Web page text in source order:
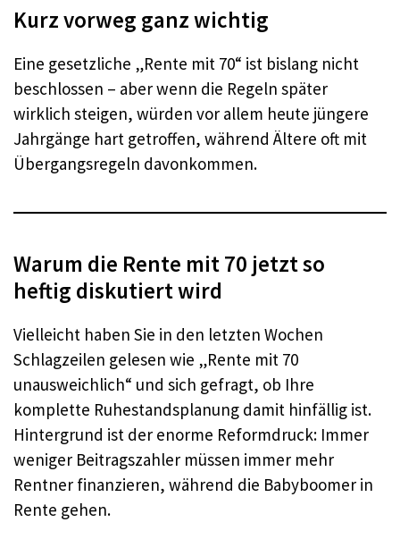
Kurz vorweg ganz wichtig
Eine gesetzliche „Rente mit 70“ ist bislang nicht
beschlossen – aber wenn die Regeln später
wirklich steigen, würden vor allem heute jüngere
Jahrgänge hart getroffen, während Ältere oft mit
Übergangsregeln davonkommen.
Warum die Rente mit 70 jetzt so
heftig diskutiert wird
Vielleicht haben Sie in den letzten Wochen
Schlagzeilen gelesen wie „Rente mit 70
unausweichlich“ und sich gefragt, ob Ihre
komplette Ruhestandsplanung damit hinfällig ist.
Hintergrund ist der enorme Reformdruck: Immer
weniger Beitragszahler müssen immer mehr
Rentner finanzieren, während die Babyboomer in
Rente gehen.